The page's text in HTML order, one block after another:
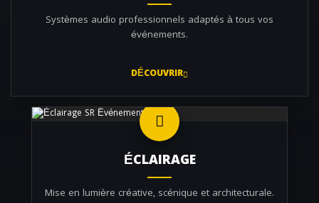
Systèmes audio professionnels adaptés à tous vos
événements.
DÉCOUVRIR
ÉCLAIRAGE
Mise en lumière créative, scénique et architecturale.